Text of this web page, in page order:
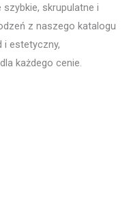
skrupulatne i
z naszego katalogu
i estetyczny,
każdego cenie.